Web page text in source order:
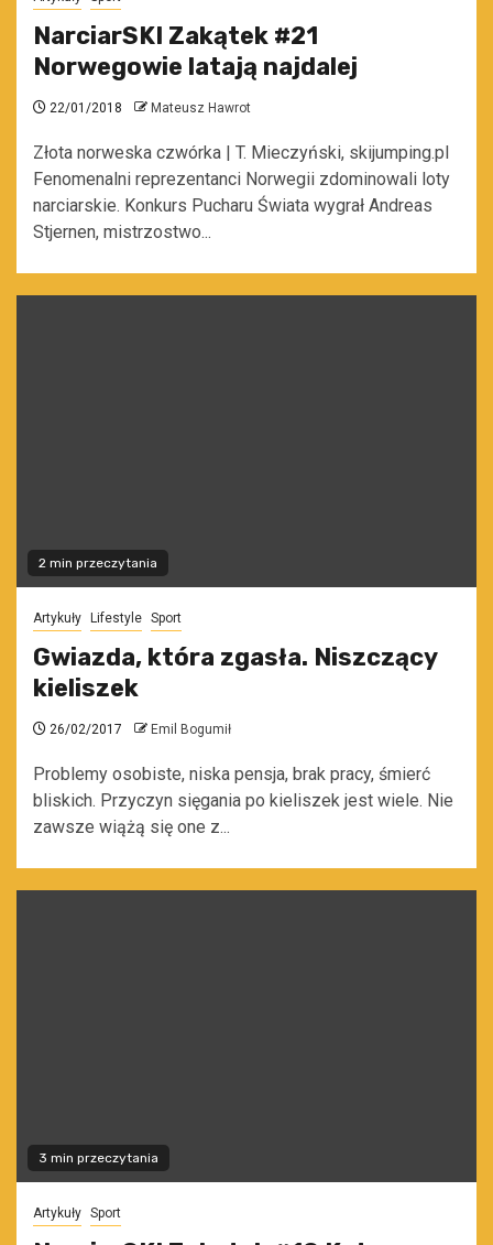
NarciarSKI Zakątek #21
Norwegowie latają najdalej
22/01/2018 Mateusz Hawrot
Złota norweska czwórka | T. Mieczyński, skijumping.pl
Fenomenalni reprezentanci Norwegii zdominowali loty
narciarskie. Konkurs Pucharu Świata wygrał Andreas
Stjernen, mistrzostwo...
2 min przeczytania
Artykuły Lifestyle Sport
Gwiazda, która zgasła. Niszczący
kieliszek
26/02/2017 Emil Bogumił
Problemy osobiste, niska pensja, brak pracy, śmierć
bliskich. Przyczyn sięgania po kieliszek jest wiele. Nie
zawsze wiążą się one z...
3 min przeczytania
Artykuły Sport